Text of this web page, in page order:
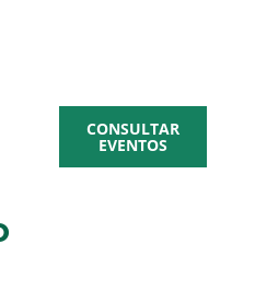
CONSULTAR
EVENTOS